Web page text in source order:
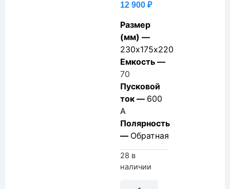
12 900 ₽
Размер
(мм) —
230х175х220
Емкость —
70
Пусковой
ток — 600
А
Полярность
— Обратная
28 в
наличии